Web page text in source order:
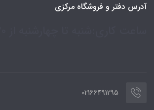
آدرس دفتر و فروشگاه مرکزی
02166491295